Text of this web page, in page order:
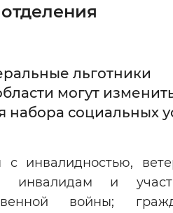
Увеличенный
между буквами
Цвет сайта
льготники
могут
набора социальных
инвалидностью,
инвалидам и
войны;